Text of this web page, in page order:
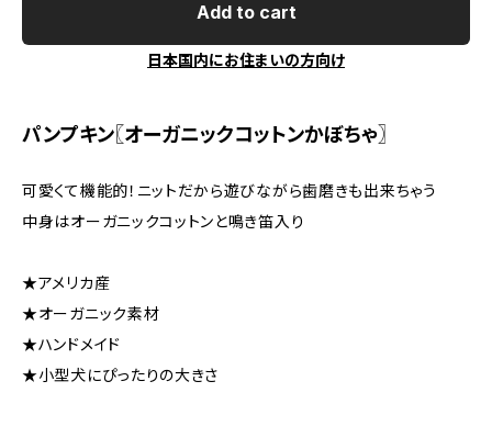
Add to cart
日本国内にお住まいの方向け
パンプキン〖オーガニックコットンかぼちゃ〗
可愛くて機能的！ニットだから遊びながら歯磨きも出来ちゃう
中身はオーガニックコットンと鳴き笛入り
★アメリカ産
★オーガニック素材
★ハンドメイド
★小型犬にぴったりの大きさ